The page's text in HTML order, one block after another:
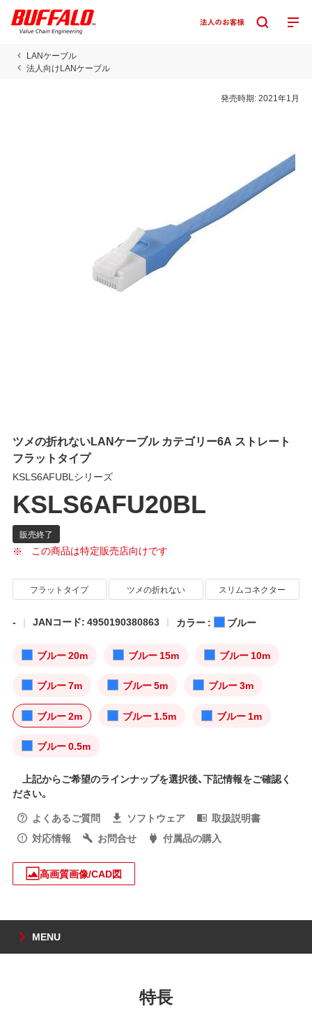
LANケーブル
法人向けLANケーブル
発売時期:2021年1月
ツメの折れないLANケーブル カテゴリー6A ストレート
フラットタイプ
KSLS6AFUBLシリーズ
KSLS6AFU20BL
この商品は特定販売店向けです
フラットタイプ ツメの折れない スリムコネクター
- JANコード: 4950190380863 カラー : ブルー
ブルー 20m ブルー 15m ブルー 10m
ブルー 7m ブルー 5m ブルー 3m
ブルー 2m ブルー 1.5m ブルー 1m
ブルー 0.5m
上記からご希望のラインナップを選択後、下記情報をご確認く
ださい。
よくあるご質問
ソフトウェア
取扱説明書
対応情報
お問合せ 付属品の購入
高画質画像/CAD図
MENU
特長